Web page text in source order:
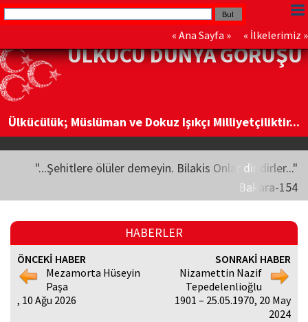
« Ana Sayfa » « İlkelerimiz »
ÜLKÜCÜ DÜNYA GÖRÜŞÜ
Ülkücülük; Müslüman ve Dokuz Işıkçı Milliyetçiliktir...
"...Şehitlere ölüler demeyin. Bilakis Onlar diridirler..."
Bakara-154
HABERLER
ÖNCEKİ HABER
Mezamorta Hüseyin
Paşa
, 10 Ağu 2026
SONRAKİ HABER
Nizamettin Nazif
Tepedelenlioğlu
1901 – 25.05.1970, 20 May
2024